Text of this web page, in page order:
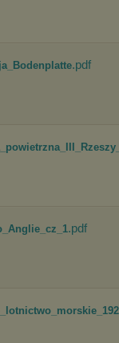
.pdf
.pdf